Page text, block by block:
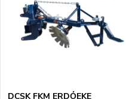
m
é
DCSK FKM ERDŐEKE